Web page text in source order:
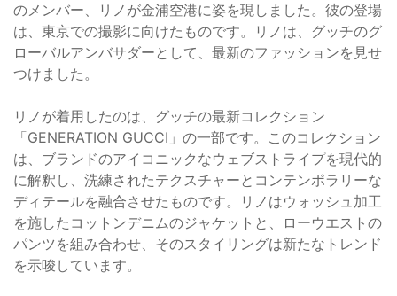
のメンバー、リノが金浦空港に姿を現しました。彼の登場
は、東京での撮影に向けたものです。リノは、グッチのグ
ローバルアンバサダーとして、最新のファッションを見せ
つけました。
リノが着用したのは、グッチの最新コレクション
「GENERATION GUCCI」の一部です。このコレクション
は、ブランドのアイコニックなウェブストライプを現代的
に解釈し、洗練されたテクスチャーとコンテンポラリーな
ディテールを融合させたものです。リノはウォッシュ加工
を施したコットンデニムのジャケットと、ローウエストの
パンツを組み合わせ、そのスタイリングは新たなトレンド
を示唆しています。